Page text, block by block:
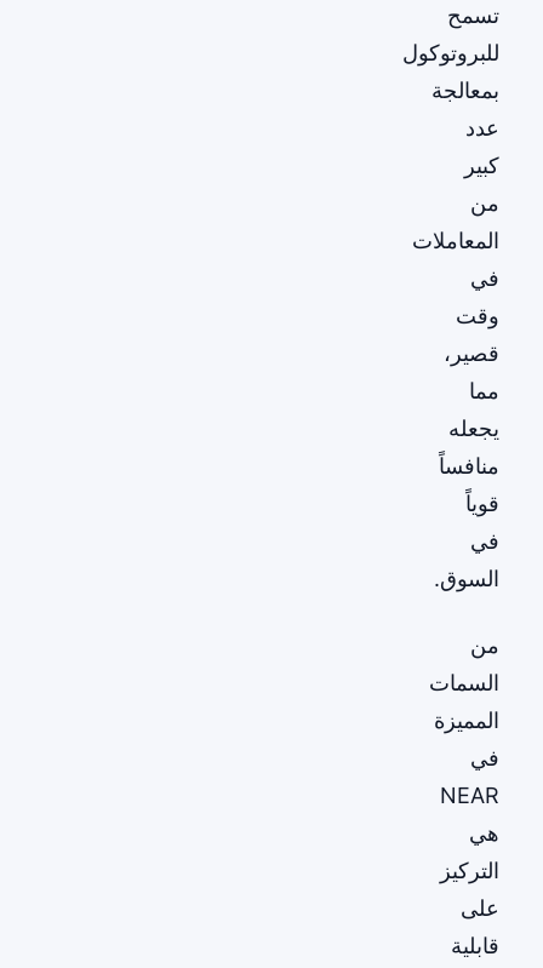
تسمح
للبروتوكول
بمعالجة
عدد
كبير
من
المعاملات
في
وقت
قصير،
مما
يجعله
منافساً
قوياً
في
السوق.
من
السمات
المميزة
في
NEAR
هي
التركيز
على
قابلية